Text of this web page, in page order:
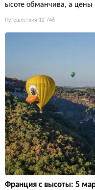
ысоте обманчива, а
Путешествия 12 746
Франция с высоты: 5